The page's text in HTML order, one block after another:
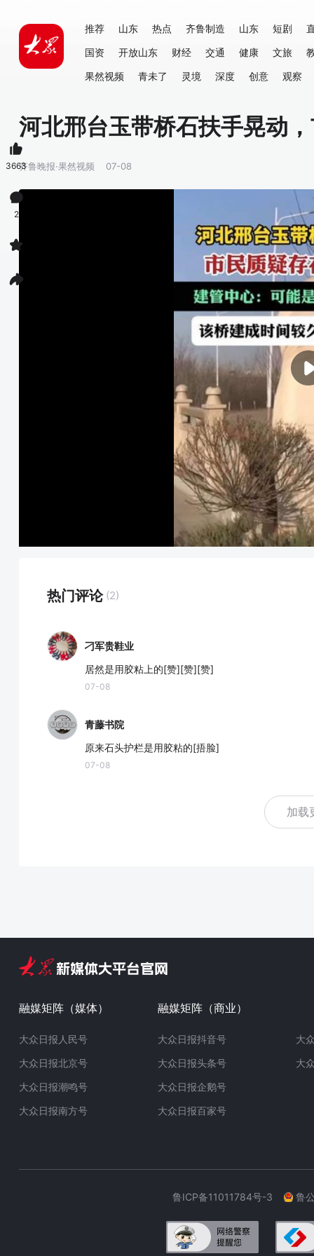
推荐 山东 热点 齐鲁制造 山东 短剧
国资
开放山东 财经 交通 健康 文旅
果然视频
青未了 灵境 深度 创意 观察
河北邢台玉带桥石扶手晃动
齐鲁晚报·果然视频 07-08
热门评论 (2)
刁军贵鞋业
居然是用胶粘上的[赞][赞][赞]
07-08
青藤书院
原来石头护栏是用胶粘的[捂脸]
07-08
加载
3663
2
融媒矩阵（媒体）
大众日报人民号
大众日报北京号
大众日报潮鸣号
大众日报南方号
融媒矩阵（商业）
大众日报抖音号
大众日报头条号
大众日报企鹅号
大众日报百家号
大
大
鲁ICP备11011784号-3 鲁